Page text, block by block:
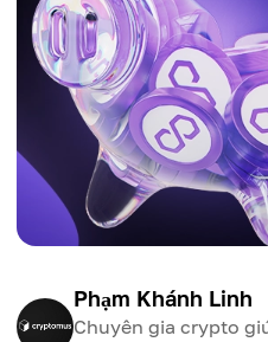
Phạm Khánh Linh
Chuyên gia crypto